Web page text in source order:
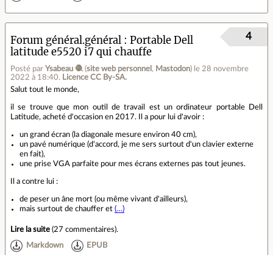
Forum général.général
Portable Dell
latitude e5520 i7 qui chauffe
Posté par Ysabeau 🧶 (site web personnel , Mastodon) le 28 novembre
2022 à 18:40. Licence CC By‑SA.
4
Salut tout le monde,
il se trouve que mon outil de travail est un ordinateur portable Dell
Latitude, acheté d'occasion en 2017. Il a pour lui d'avoir :
un grand écran (la diagonale mesure environ 40 cm),
un pavé numérique (d'accord, je me sers surtout d'un clavier externe
en fait),
une prise VGA parfaite pour mes écrans externes pas tout jeunes.
Il a contre lui :
de peser un âne mort (ou même vivant d'ailleurs),
mais surtout de chauffer et (…)
Lire la suite (27 commentaires).
Markdown EPUB